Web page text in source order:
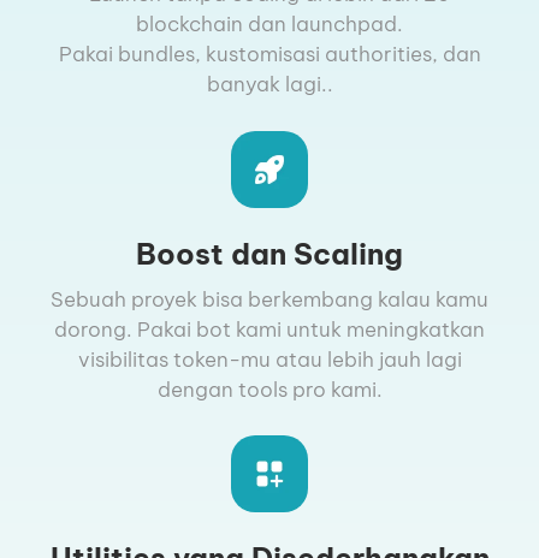
blockchain dan launchpad.
Pakai bundles, kustomisasi authorities, dan
banyak lagi..
Boost dan Scaling
Sebuah proyek bisa berkembang kalau kamu
dorong. Pakai bot kami untuk meningkatkan
visibilitas token-mu atau lebih jauh lagi
dengan tools pro kami.